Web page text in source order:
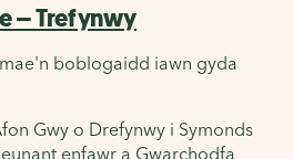
– Trefynwy
boblogaidd iawn gyda
Gwy o Drefynwy i Symonds
enfawr a Gwarchodfa